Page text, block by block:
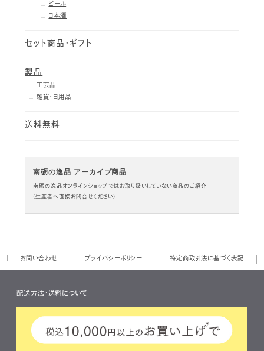
ビール
日本酒
セット商品・ギフト
製品
工芸品
雑貨・日用品
送料無料
南砺の逸品 アーカイブ商品
南砺の逸品オンラインショップではお取り扱いしていない商品のご紹介
(生産者へ直接お問合せください)
お問い合わせ プライバシーポリシー 特定商取引法に基づく表記
配送方法・送料について